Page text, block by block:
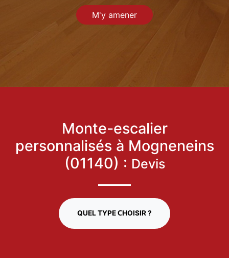
M'y amener
Monte-escalier
personnalisés à Mogneneins
(01140) : Devis
QUEL TYPE CHOISIR ?